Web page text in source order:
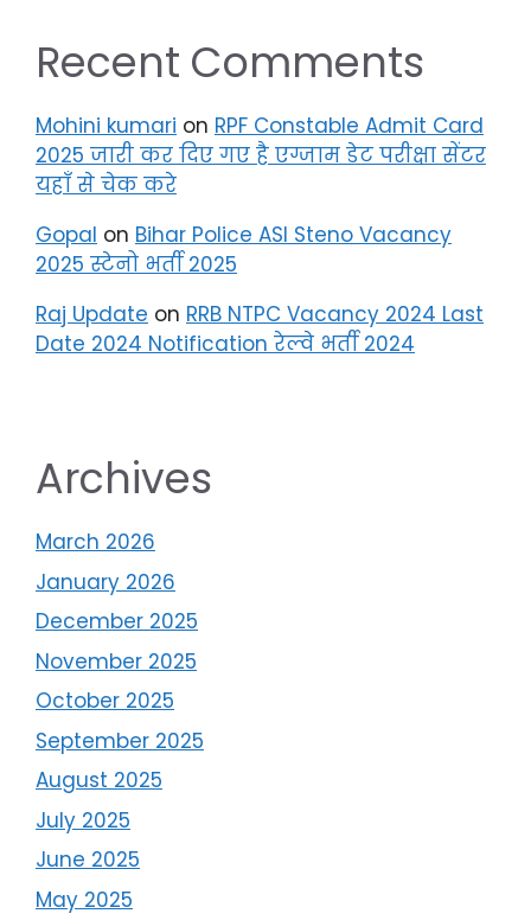
Recent Comments
Mohini kumari on RPF Constable Admit Card
2025 जारी कर दिए गए है एग्जाम डेट परीक्षा सेंटर
यहाँ से चेक करे
Gopal on Bihar Police ASI Steno Vacancy
2025 स्टेनो भर्ती 2025
Raj Update on RRB NTPC Vacancy 2024 Last
Date 2024 Notification रेल्वे भर्ती 2024
Archives
March 2026
January 2026
December 2025
November 2025
October 2025
September 2025
August 2025
July 2025
June 2025
May 2025